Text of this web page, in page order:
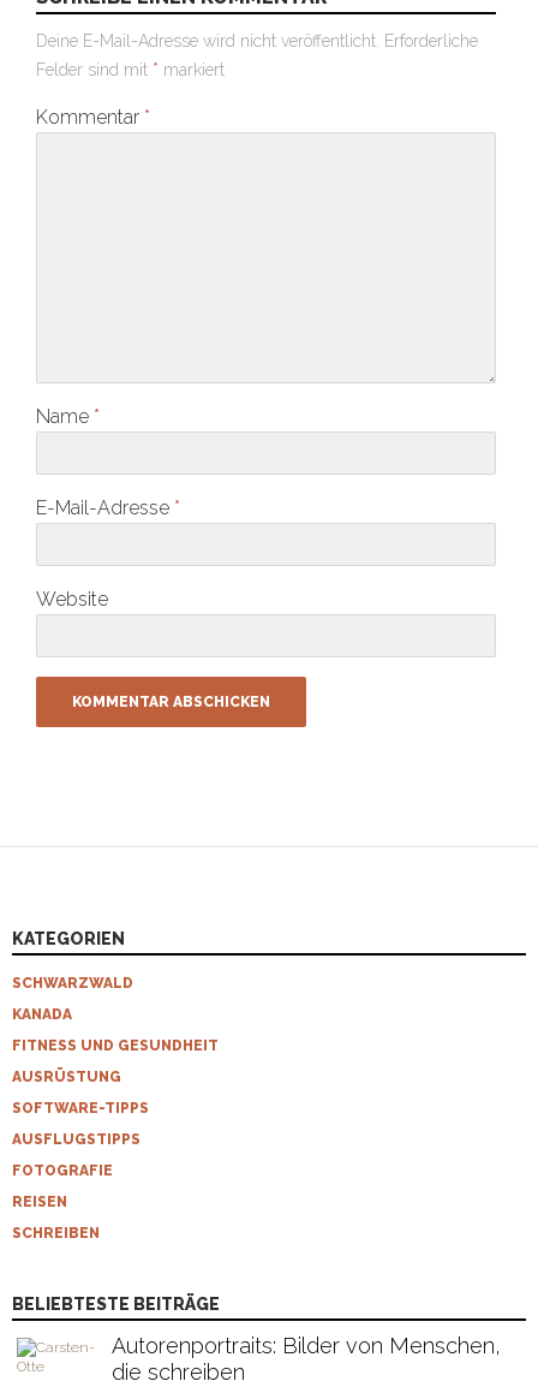
Deine E-Mail-Adresse wird nicht veröffentlicht. Erforderliche
Felder sind mit * markiert
Kommentar *
Name *
E-Mail-Adresse *
Website
KATEGORIEN
SCHWARZWALD
KANADA
FITNESS UND GESUNDHEIT
AUSRÜSTUNG
SOFTWARE-TIPPS
AUSFLUGSTIPPS
FOTOGRAFIE
REISEN
SCHREIBEN
BELIEBTESTE BEITRÄGE
Autorenportraits: Bilder von Menschen,
die schreiben